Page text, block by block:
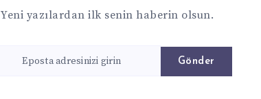
Yeni yazılardan ilk senin haberin olsun.
Gönder